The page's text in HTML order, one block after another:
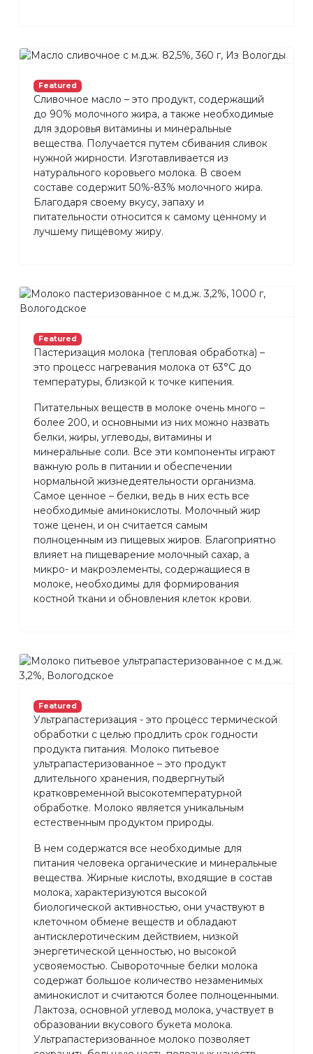
Featured
Сливочное масло – это продукт, содержащий
до 90% молочного жира, а также необходимые
для здоровья витамины и минеральные
вещества. Получается путем сбивания сливок
нужной жирности. Изготавливается из
натурального коровьего молока. В своем
составе содержит 50%-83% молочного жира.
Благодаря своему вкусу, запаху и
питательности относится к самому ценному и
лучшему пищевому жиру.
Featured
Пастеризация молока (тепловая обработка) –
это процесс нагревания молока от 63°С до
температуры, близкой к точке кипения.
Питательных веществ в молоке очень много –
более 200, и основными из них можно назвать
белки, жиры, углеводы, витамины и
минеральные соли. Все эти компоненты играют
важную роль в питании и обеспечении
нормальной жизнедеятельности организма.
Самое ценное – белки, ведь в них есть все
необходимые аминокислоты. Молочный жир
тоже ценен, и он считается самым
полноценным из пищевых жиров. Благоприятно
влияет на пищеварение молочный сахар, а
микро- и макроэлементы, содержащиеся в
молоке, необходимы для формирования
костной ткани и обновления клеток крови.
Featured
Ультрапастеризация - это процесс термической
обработки с целью продлить срок годности
продукта питания. Молоко питьевое
ультрапастеризованное – это продукт
длительного хранения, подвергнутый
кратковременной высокотемпературной
обработке. Молоко является уникальным
естественным продуктом природы.
В нем содержатся все необходимые для
питания человека органические и минеральные
вещества. Жирные кислоты, входящие в состав
молока, характеризуются высокой
биологической активностью, они участвуют в
клеточном обмене веществ и обладают
антисклеротическим действием, низкой
энергетической ценностью, но высокой
усвояемостью. Сывороточные белки молока
содержат большое количество незаменимых
аминокислот и считаются более полноценными.
Лактоза, основной углевод молока, участвует в
образовании вкусового букета молока.
Ультрапастеризованное молоко позволяет